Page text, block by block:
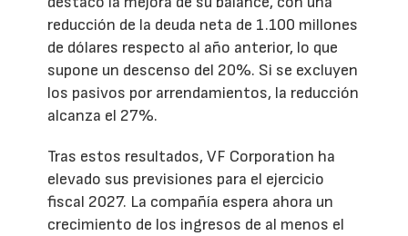
reducción de la deuda neta de 1.100 millones
de dólares respecto al año anterior, lo que
supone un descenso del 20%. Si se excluyen
los pasivos por arrendamientos, la reducción
alcanza el 27%.
Tras estos resultados, VF Corporation ha
elevado sus previsiones para el ejercicio
fiscal 2027. La compañía espera ahora un
crecimiento de los ingresos de al menos el